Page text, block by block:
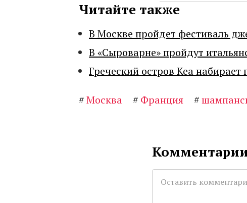
Читайте также
В Москве пройдет фестиваль
В «Сыроварне» пройдут
Греческий остров Кеа набирает
#Москва # Франция #